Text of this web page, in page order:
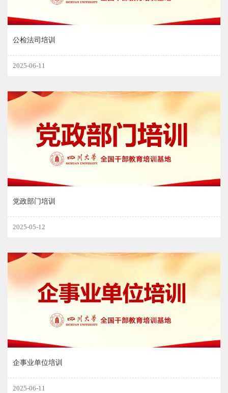
公检法司培训
2025-06-11
党政部门培训
2025-05-12
企事业单位培训
2025-06-11